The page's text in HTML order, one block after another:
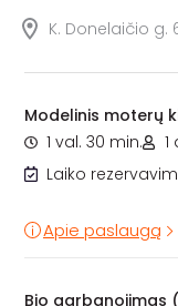
K. Donelaičio g.
Modelinis moterų
1 val. 30 min.
1
Laiko
Apie paslaugą
Bio garbanojimas